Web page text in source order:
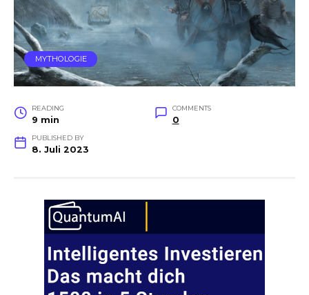
MYTHOLOGIE
READING
9 min
COMMENTS
0
PUBLISHED BY
8. Juli 2023